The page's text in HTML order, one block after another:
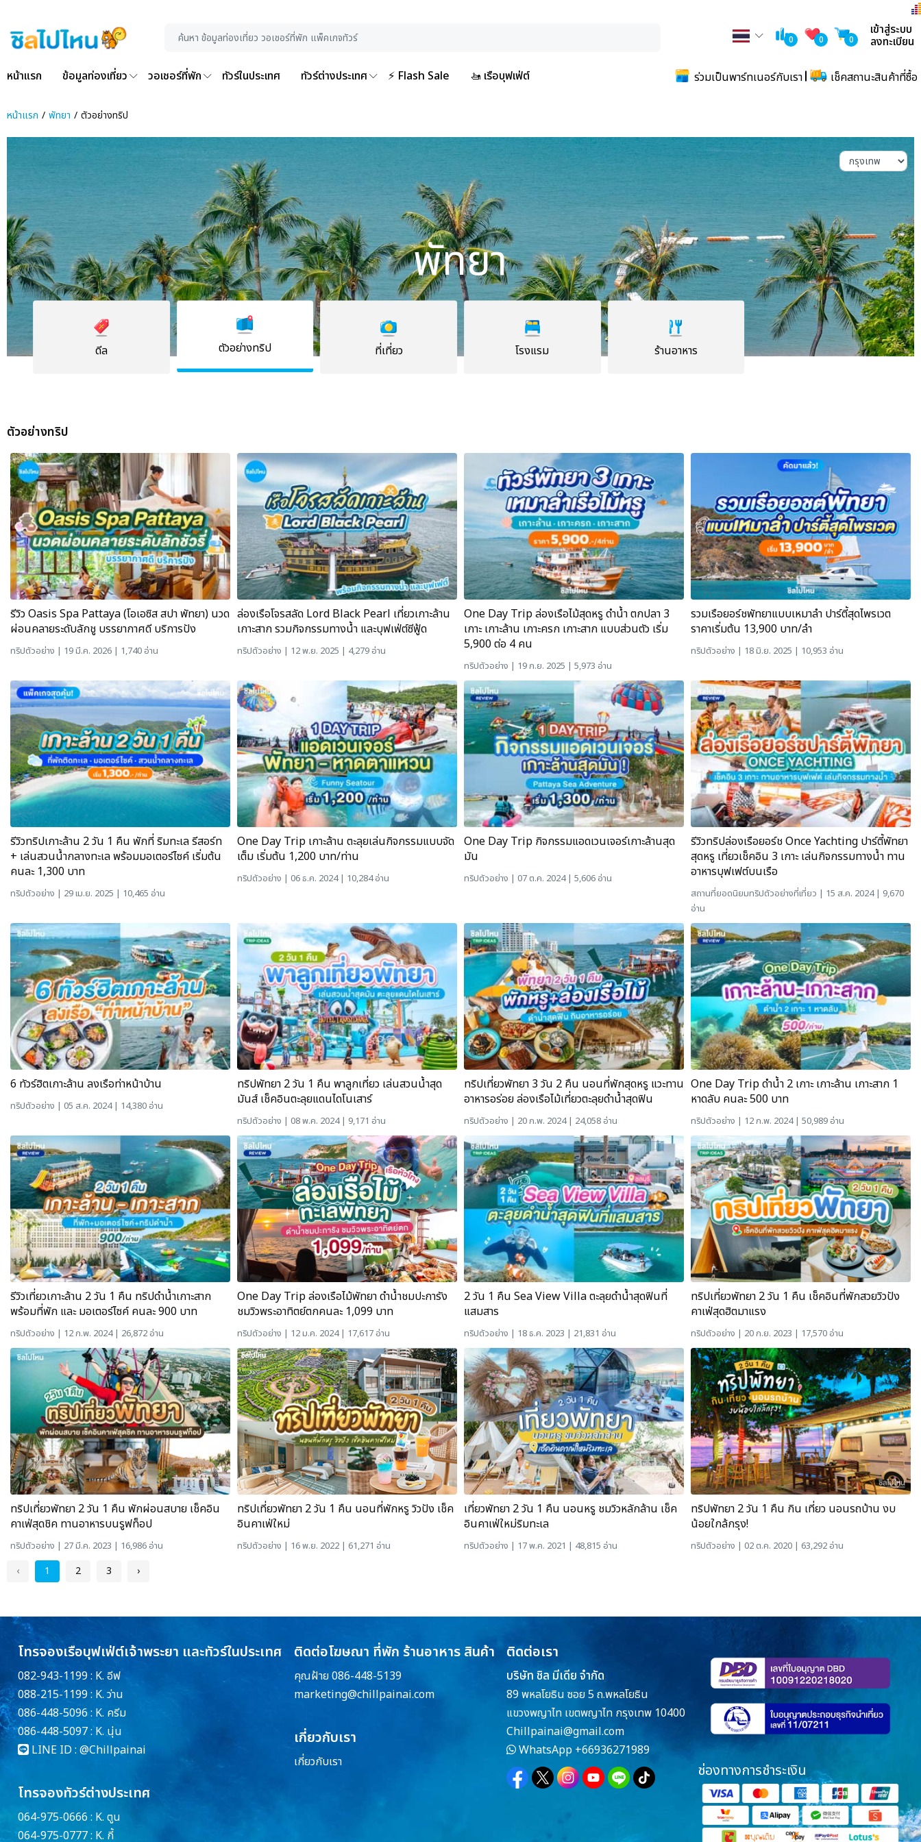
0 0 0
เข้าสู่ระบบ
ลงทะเบียน
หน้าแรก ข้อมูลท่องเที่ยว วอเชอร์ที่พัก ทัวร์ในประเทศ ทัวร์ต่างประเทศ ⚡ Flash Sale 🚤 เรือบุฟเฟ่ต์ ร่วมเป็นพาร์ทเนอร์กับเรา เช็คสถานะสินค้าที่ซื้อ
หน้าแรก พัทยา ตัวอย่างทริป
พัทยา
ดีล ตัวอย่างทริป ที่เที่ยว โรงแรม ร้านอาหาร
ตัวอย่างทริป
รีวิว Oasis Spa Pattaya (โอเอซิส สปา พัทยา) นวด
ผ่อนคลายระดับลักชู บรรยากาศดี บริการปัง
ทริปตัวอย่าง | 19 มี.ค. 2026 | 1,740 อ่าน
ล่องเรือโจรสลัด Lord Black Pearl เที่ยวเกาะล้าน
เกาะสาก รวมกิจกรรมทางน้ำ และบุฟเฟ่ต์ซีฟู้ด
ทริปตัวอย่าง | 12 พ.ย. 2025 | 4,279 อ่าน
One Day Trip ล่องเรือไม้สุดหรู ดำน้ำ ตกปลา 3
เกาะ เกาะล้าน เกาะครก เกาะสาก แบบส่วนตัว เริ่ม
5,900 ต่อ 4 คน
ทริปตัวอย่าง | 19 ก.ย. 2025 | 5,973 อ่าน
รวมเรือยอร์ชพัทยาแบบเหมาลำ ปาร์ตี้สุดไพรเวต
ราคาเริ่มต้น 13,900 บาท/ลำ
ทริปตัวอย่าง | 18 มิ.ย. 2025 | 10,953 อ่าน
รีวิวทริปเกาะล้าน 2 วัน 1 คืน พักที่ ริมทะเล รีสอร์ท
+ เล่นสวนน้ำกลางทะเล พร้อมมอเตอร์ไซค์ เริ่มต้น
คนละ 1,300 บาท
ทริปตัวอย่าง | 29 เม.ย. 2025 | 10,465 อ่าน
One Day Trip เกาะล้าน ตะลุยเล่นกิจกรรมแบบจัด
เต็ม เริ่มต้น 1,200 บาท/ท่าน
ทริปตัวอย่าง | 06 ธ.ค. 2024 | 10,284 อ่าน
One Day Trip กิจกรรมแอดเวนเจอร์เกาะล้านสุด
มัน
ทริปตัวอย่าง | 07 ต.ค. 2024 | 5,606 อ่าน
รีวิวทริปล่องเรือยอร์ช Once Yachting ปาร์ตี้พัทยา
สุดหรู เที่ยวเช็คอิน 3 เกาะ เล่นกิจกรรมทางน้ำ ทาน
อาหารบุฟเฟต์บนเรือ
สถานที่ยอดนิยมทริปตัวอย่างที่เที่ยว | 15 ส.ค. 2024 | 9,670
อ่าน
6 ทัวร์ฮิตเกาะล้าน ลงเรือท่าหน้าบ้าน
ทริปตัวอย่าง | 05 ส.ค. 2024 | 14,380 อ่าน
ทริปพัทยา 2 วัน 1 คืน พาลูกเที่ยว เล่นสวนน้ำสุด
มันส์ เช็คอินตะลุยแดนไดโนเสาร์
ทริปตัวอย่าง | 08 พ.ค. 2024 | 9,171 อ่าน
ทริปเที่ยวพัทยา 3 วัน 2 คืน นอนที่พักสุดหรู แวะทาน
อาหารอร่อย ล่องเรือไม้เที่ยวตะลุยดำน้ำสุดฟิน
ทริปตัวอย่าง | 20 ก.พ. 2024 | 24,058 อ่าน
One Day Trip ดำน้ำ 2 เกาะ เกาะล้าน เกาะสาก 1
หาดลับ คนละ 500 บาท
ทริปตัวอย่าง | 12 ก.พ. 2024 | 50,989 อ่าน
รีวิวเที่ยวเกาะล้าน 2 วัน 1 คืน ทริปดำน้ำเกาะสาก
พร้อมที่พัก และ มอเตอร์ไซค์ คนละ 900 บาท
ทริปตัวอย่าง | 12 ก.พ. 2024 | 26,872 อ่าน
One Day Trip ล่องเรือไม้พัทยา ดำน้ำชมปะการัง
ชมวิวพระอาทิตย์ตกคนละ 1,099 บาท
ทริปตัวอย่าง | 12 ม.ค. 2024 | 17,617 อ่าน
2 วัน 1 คืน Sea View Villa ตะลุยดำน้ำสุดฟินที่
แสมสาร
ทริปตัวอย่าง | 18 ธ.ค. 2023 | 21,831 อ่าน
ทริปเที่ยวพัทยา 2 วัน 1 คืน เช็คอินที่พักสวยวิวปัง
คาเฟ่สุดฮิตมาแรง
ทริปตัวอย่าง | 20 ก.ย. 2023 | 17,570 อ่าน
ทริปเที่ยวพัทยา 2 วัน 1 คืน พักผ่อนสบาย เช็คอิน
คาเฟ่สุดชิค ทานอาหารบนรูฟท็อป
ทริปตัวอย่าง | 27 มี.ค. 2023 | 16,986 อ่าน
ทริปเที่ยวพัทยา 2 วัน 1 คืน นอนที่พักหรู วิวปัง เช็ค
อินคาเฟ่ใหม่
ทริปตัวอย่าง | 16 พ.ย. 2022 | 61,271 อ่าน
เที่ยวพัทยา 2 วัน 1 คืน นอนหรู ชมวิวหลักล้าน เช็ค
อินคาเฟ่ใหม่ริมทะเล
ทริปตัวอย่าง | 17 พ.ค. 2021 | 48,815 อ่าน
ทริปพัทยา 2 วัน 1 คืน กิน เที่ยว นอนรถบ้าน งบ
น้อยใกล้กรุง!
ทริปตัวอย่าง | 02 ต.ค. 2020 | 63,292 อ่าน
‹ 1 2 3 ›
โทรจองเรือบุฟเฟ่ต์เจ้าพระยา และทัวร์ในประเทศ
082-943-1199 : K. อีฟ
088-215-1199 : K. ว่าน
086-448-5096 : K. ครีม
086-448-5097 : K. นุ่น
LINE ID : @Chillpainai
โทรจองทัวร์ต่างประเทศ
064-975-0666 : K. ตูน
064-975-0777 : K. กี้
ติดต่อโฆษณา ที่พัก ร้านอาหาร สินค้า
คุณฝ้าย 086-448-5139
marketing@chillpainai.com
เกี่ยวกับเรา
เกี่ยวกับเรา
ติดต่อเรา
บริษัท ชิล มีเดีย จำกัด
89 พหลโยธิน ซอย 5 ถ.พหลโยธิน
แขวงพญาไท เขตพญาไท กรุงเทพ 10400
Chillpainai@gmail.com
WhatsApp +66936271989
ช่องทางการชำระเงิน